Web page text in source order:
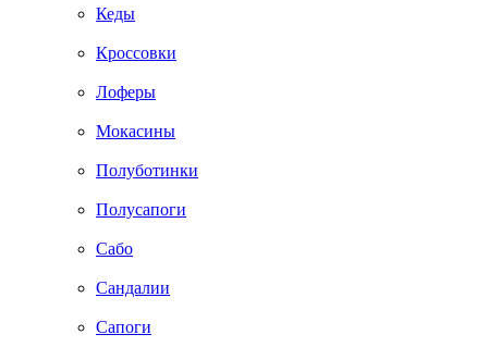
Кеды
Кроссовки
Лоферы
Мокасины
Полуботинки
Полусапоги
Сабо
Сандалии
Сапоги